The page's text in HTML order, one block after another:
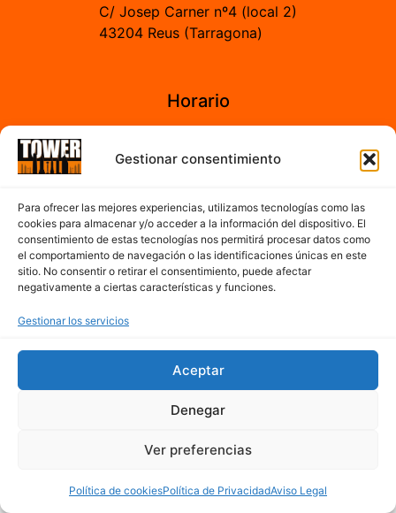
Gestionar consentimiento
Para ofrecer las mejores experiencias, utilizamos tecnologías como las
cookies para almacenar y/o acceder a la información del dispositivo. El
consentimiento de estas tecnologías nos permitirá procesar datos como
el comportamiento de navegación o las identificaciones únicas en este
sitio. No consentir o retirar el consentimiento, puede afectar
negativamente a ciertas características y funciones.
Gestionar los servicios
Aceptar
Denegar
Ver preferencias
Política de cookiesPolítica de PrivacidadAviso Legal
C/ Josep Carner nº4 (local 2)
43204 Reus (Tarragona)
Horario
A partir de las 7:00h hasta 17:00h de la tarde
De Lunes a Sábado
Contacto
977 300 763
cerveseriatower@hotmail.com
Mapa del sitio